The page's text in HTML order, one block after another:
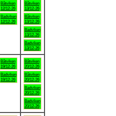
Båtviken
12/12-26
Badviken
12/12-26
Båtviken
13/12-26
Båtviken
13/12-26
Badviken
13/12-26
Badviken
13/12-26
Båtviken
19/12-26
Badviken
19/12-26
Båtviken
20/12-26
Båtviken
20/12-26
Badviken
20/12-26
Badviken
20/12-26